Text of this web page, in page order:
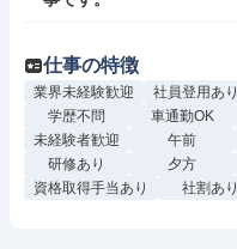
仕事の特徴
業界未経験歓迎 社員登用あり
学歴不問
車通勤OK
未経験者歓迎
午前
研修あり
夕方
資格取得手当あり
社割あり